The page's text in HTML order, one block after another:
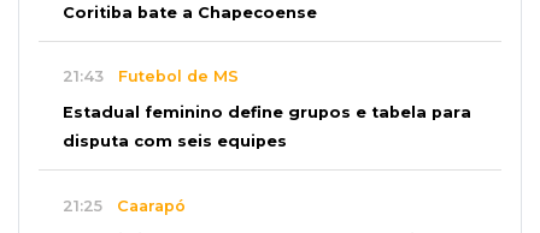
Coritiba bate a Chapecoense
21:43 Futebol de MS
Estadual feminino define grupos e tabela para
disputa com seis equipes
21:25 Caarapó